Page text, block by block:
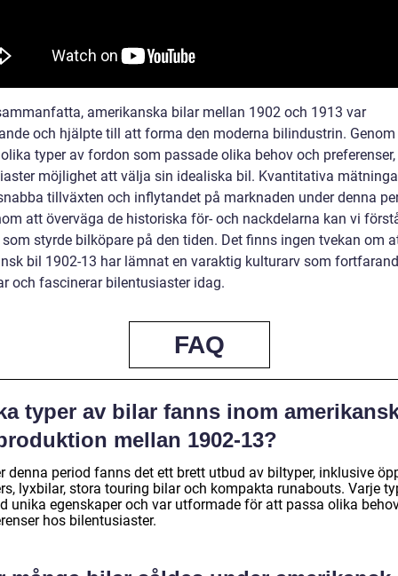
amerikanska bilar mellan 1902 och 1913 var
och hjälpte till att forma den moderna bilindustrin.
typer av fordon som passade olika behov och
möjlighet att välja sin idealiska bil. Kvantitativa
tillväxten och inflytandet på marknaden under denna
att överväga de historiska för- och nackdelarna kan vi
styrde bilköpare på den tiden. Det finns ingen tvekan om
bil 1902-13 har lämnat en varaktig kulturarv som
och fascinerar bilentusiaster idag.
FAQ
typer av bilar fanns inom
mellan 1902-13?
denna period fanns det ett brett utbud av biltyper, inklusive
lyxbilar, stora touring bilar och kompakta runabouts. Varje
unika egenskaper och var utformade för att passa olika
hos bilentusiaster.